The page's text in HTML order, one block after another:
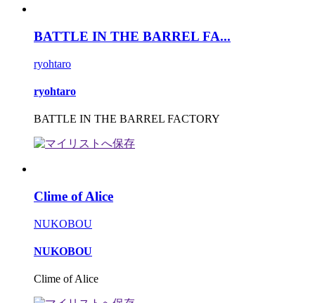
BATTLE IN THE BARREL FA...
ryohtaro
ryohtaro
BATTLE IN THE BARREL FACTORY
Clime of Alice
NUKOBOU
NUKOBOU
Clime of Alice